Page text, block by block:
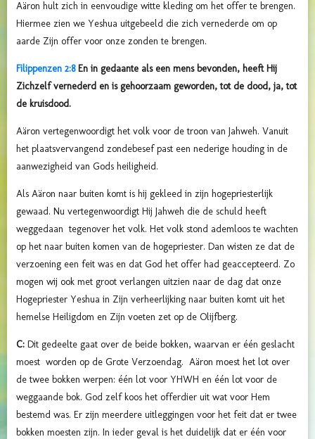
Aäron hult zich in eenvoudige witte kleding om het offer te brengen.
Hiermee zien we Yeshua uitgebeeld die zich vernederde om op
aarde Zijn offer voor onze zonden te brengen.
Filippenzen 2:8En in gedaante als een mens bevonden, heeft Hij
Zichzelf vernederd en is gehoorzaam geworden, tot de dood, ja, tot
de kruisdood.
Aäron vertegenwoordigt het volk voor de troon van Jahweh. Vanuit
het plaatsvervangend zondebesef past een nederige houding in de
aanwezigheid van Gods heiligheid.
Als Aäron naar buiten komt is hij gekleed in zijn hogepriesterlijk
gewaad. Nu vertegenwoordigt Hij Jahweh die de schuld heeft
weggedaan tegenover het volk. Het volk stond ademloos te wachten
op het naar buiten komen van de hogepriester. Dan wisten ze dat de
verzoening een feit was en dat God het offer had geaccepteerd. Zo
mogen wij ook met groot verlangen uitzien naar de dag dat onze
Hogepriester Yeshua in Zijn verheerlijking naar buiten komt uit het
hemelse Heiligdom en Zijn voeten zet op de Olijfberg.
C: Dit gedeelte gaat over de beide bokken, waarvan er één geslacht
moest worden op de Grote Verzoendag. Aäron moest het lot over
de twee bokken werpen: één lot voor YHWH en één lot voor de
weggaande bok. God zelf koos het offerdier uit wat voor Hem
bestemd was. Er zijn meerdere uitleggingen voor het feit dat er twee
bokken moesten zijn. In ieder geval is het duidelijk dat er één voor